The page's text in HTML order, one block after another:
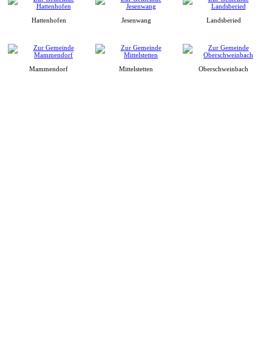
Hattenhofen Jesenwang Landsberied
Mammendorf Mittelstetten Oberschweinbach